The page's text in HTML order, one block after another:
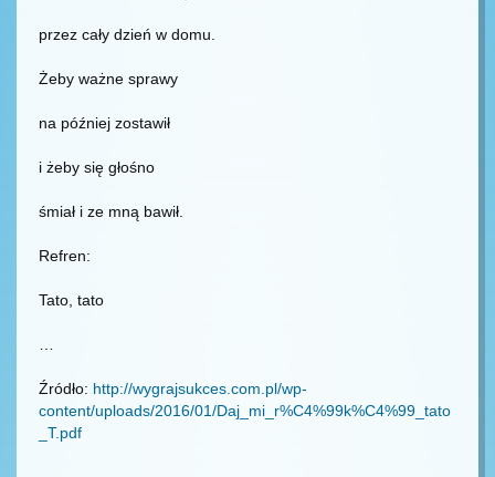
przez cały dzień w domu.
Żeby ważne sprawy
na później zostawił
i żeby się głośno
śmiał i ze mną bawił.
Refren:
Tato, tato
Źródło: http://wygrajsukces.com.pl/wp-
content/uploads/2016/01/Daj_mi_r%C4%99k%C4%99_tato
_T.pdf